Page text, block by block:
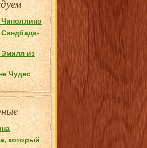
из
Чудес
который
украинцы. Однако, слово Крым